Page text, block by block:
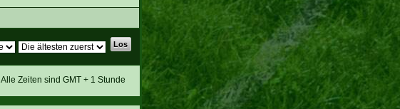
Alle Zeiten sind GMT + 1 Stunde